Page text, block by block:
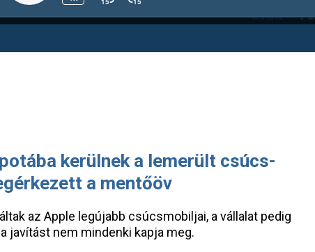
kerülnek a lemerült csúcs-
a mentőöv
az Apple legújabb csúcsmobiljai, a vállalat pedig
javítást nem mindenki kapja meg.